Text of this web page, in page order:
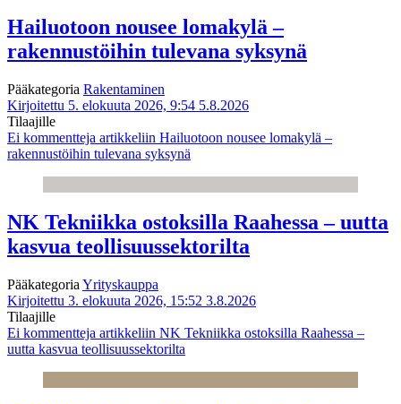
Hailuotoon nousee lomakylä –
rakennustöihin tulevana syksynä
Pääkategoria Rakentaminen
Kirjoitettu 5. elokuuta 2026, 9:54 5.8.2026
Tilaajille
Ei kommentteja artikkeliin Hailuotoon nousee lomakylä –
rakennustöihin tulevana syksynä
NK Tekniikka ostoksilla Raahessa – uutta
kasvua teollisuussektorilta
Pääkategoria Yrityskauppa
Kirjoitettu 3. elokuuta 2026, 15:52 3.8.2026
Tilaajille
Ei kommentteja artikkeliin NK Tekniikka ostoksilla Raahessa –
uutta kasvua teollisuussektorilta